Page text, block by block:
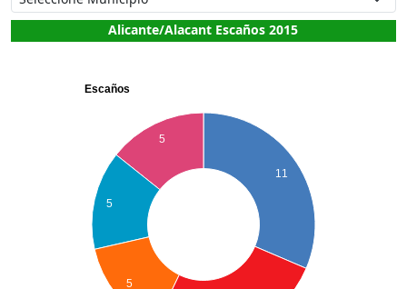
Alicante/Alacant Escaños 2015
Escaños
11
5
5
5